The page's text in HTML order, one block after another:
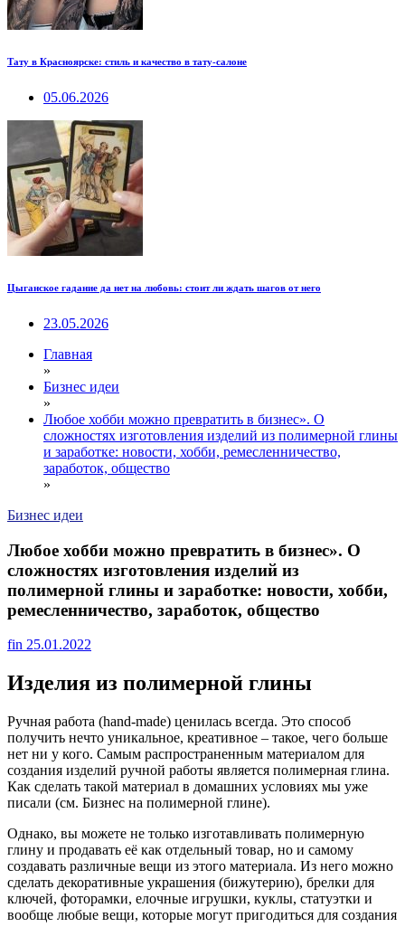
Тату в Красноярске: стиль и качество в тату-салоне
05.06.2026
Цыганское гадание да нет на любовь: стоит ли ждать шагов от него
23.05.2026
Главная
»
Бизнес идеи
»
Любое хобби можно превратить в бизнес». О
сложностях изготовления изделий из полимерной глины
и заработке: новости, хобби, ремесленничество,
заработок, общество
»
Бизнес идеи
Любое хобби можно превратить в бизнес». О
сложностях изготовления изделий из
полимерной глины и заработке: новости, хобби,
ремесленничество, заработок, общество
fin 25.01.2022
Изделия из полимерной глины
Ручная работа (hand-made) ценилась всегда. Это способ
получить нечто уникальное, креативное – такое, чего больше
нет ни у кого. Самым распространенным материалом для
создания изделий ручной работы является полимерная глина.
Как сделать такой материал в домашних условиях мы уже
писали (см. Бизнес на полимерной глине).
Однако, вы можете не только изготавливать полимерную
глину и продавать её как отдельный товар, но и самому
создавать различные вещи из этого материала. Из него можно
сделать декоративные украшения (бижутерию), брелки для
ключей, фоторамки, елочные игрушки, куклы, статуэтки и
вообще любые вещи, которые могут пригодиться для создания